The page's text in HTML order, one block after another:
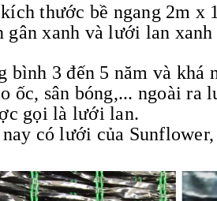
thước bề ngang 2m x
xanh và lưới lan xanh
3 đến 5 năm và khá
ốc, sân bóng,... ngoài ra
gọi là lưới lan.
có lưới của